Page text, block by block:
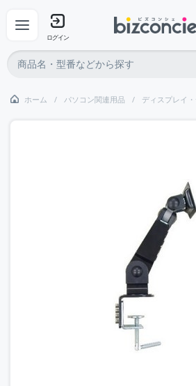
ログイン
ホーム パソコン関連用品 ディスプレイ